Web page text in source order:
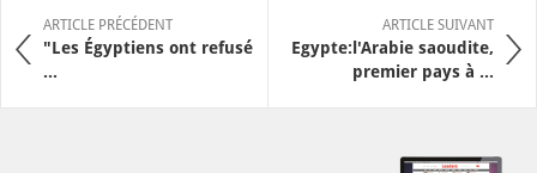
ARTICLE PRÉCÉDENT
"Les Égyptiens ont refusé
...
ARTICLE SUIVANT
Egypte:l'Arabie saoudite,
premier pays à ...